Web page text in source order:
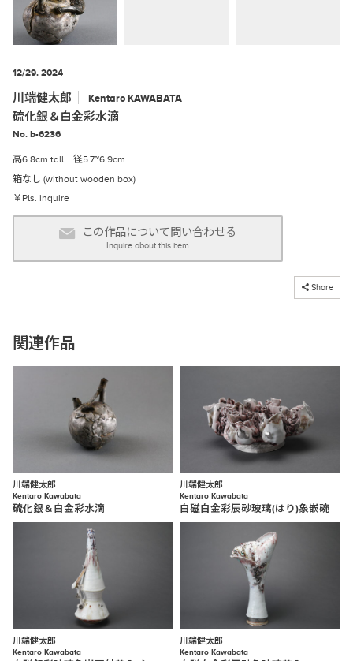
12/29. 2024
川端健太郎 Kentaro KAWABATA
硫化銀＆白金彩水滴
No. b-6236
高6.8cm.tall 径5.7~6.9cm
箱なし (without wooden box)
￥Pls. inquire
この作品について問い合わせる
Inquire about this item
Share
コピーしました
関連作品
川端健太郎
Kentaro Kawabata
硫化銀＆白金彩水滴
川端健太郎
Kentaro Kawabata
白磁白金彩辰砂玻璃(はり)象嵌碗
川端健太郎
Kentaro Kawabata
川端健太郎
Kentaro Kawabata